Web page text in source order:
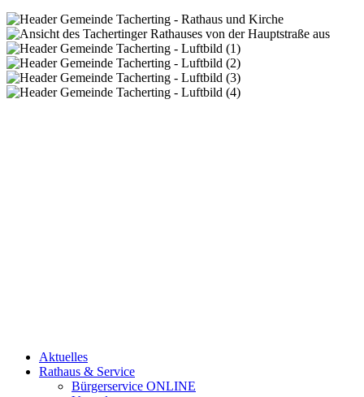
Aktuelles
Rathaus & Service
Bürgerservice ONLINE